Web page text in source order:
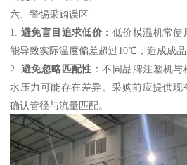
六、警惕采购误区
1. 避免盲目追求低价 ：低价模温机常
能导致实际温度偏差超过10℃，造成成品
2. 避免忽略匹配性 ：不同品牌注塑机
水压力可能存在差异。采购前应提供
确认管径与流量匹配。